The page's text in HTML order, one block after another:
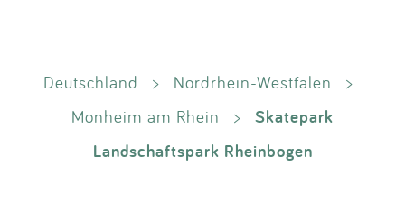
Deutschland > Nordrhein-Westfalen
>
Monheim am Rhein
>
Skatepark
Landschaftspark Rheinbogen